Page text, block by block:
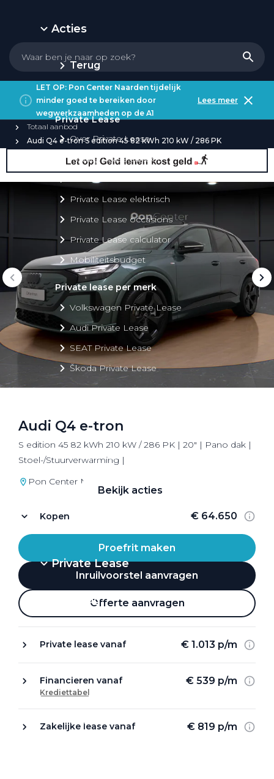
Acties
Terug
Private Lease
Over Private Lease
Private Lease aanbod
Private Lease elektrisch
Private Lease occasions
Private Lease calculator
Mobiliteitsbudget
Private lease per merk
Volkswagen Private Lease
Audi Private Lease
SEAT Private Lease
Škoda Private Lease
Bekijk alle aanbiedingen
Bekijk acties
Private Lease
Terug
Lease aanbod
LET OP: Pon Center Naarden tijdelijk
minder goed te bereiken door
wegwerkzaamheden op de A1
Lees meer
Totaal aanbod
Audi Q4 e-tron S edition 45 82 kWh 210 kW / 286 PK
Audi Q4 e-tron
S edition 45 82 kWh 210 kW / 286 PK | 20" | Pano dak |
Stoel-/Stuurverwarming |
Pon Center Naarden
Kopen € 64.650
Proefrit maken
Inruilvoorstel aanvragen
Offerte aanvragen
Private lease vanaf € 1.013 p/m
Financieren vanaf € 539 p/m
Krediettabel
Zakelijke lease vanaf € 819 p/m